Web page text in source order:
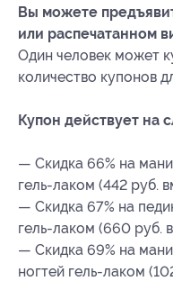
Вы можете
или распечатанном
Один человек может
количество купонов
Купон действует на
— Скидка 66% на
гель-лаком (442 руб.
— Скидка 67% на
гель-лаком (660 руб.
— Скидка 69% на
ногтей гель-лаком